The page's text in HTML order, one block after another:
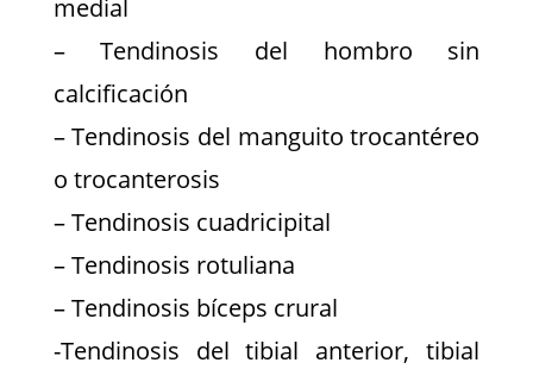
medial
– Tendinosis del hombro sin
calcificación
– Tendinosis del manguito trocantéreo
o trocanterosis
– Tendinosis cuadricipital
– Tendinosis rotuliana
– Tendinosis bíceps crural
-Tendinosis del tibial anterior, tibial